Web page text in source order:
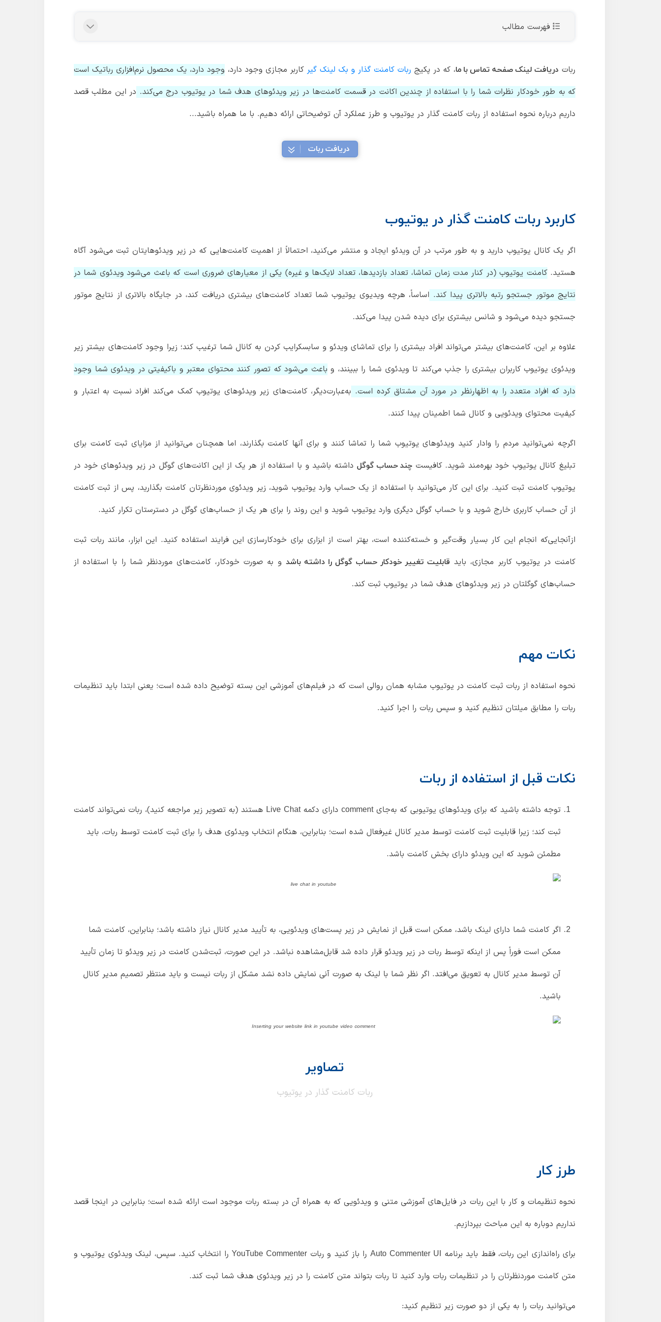
فهرست مطالب
ربات دریافت لینک صفحه تماس با ما، که در پکیج ربات کامنت گذار و بک لینک گیر کاربر مجازی وجود دارد، وجود دارد، یک محصول نرم‌افزاری رباتیک است
که به طور خودکار نظرات شما را با استفاده از چندین اکانت در قسمت کامنت‌ها در زیر ویدئوهای هدف شما در یوتیوب درج می‌کند. در این مطلب قصد
داریم درباره نحوه استفاده از ربات کامنت گذار در یوتیوب و طرز عملکرد آن توضیحاتی ارائه دهیم. با ما همراه باشید...
دریافت ربات
کاربرد ربات کامنت گذار در یوتیوب
اگر یک کانال یوتیوب دارید و به طور مرتب در آن ویدئو ایجاد و منتشر می‌کنید، احتمالاً از اهمیت کامنت‌هایی که در زیر ویدئوهایتان ثبت می‌شود آگاه
هستید.کامنت یوتیوب (در کنار مدت زمان تماشا، تعداد بازدیدها، تعداد لایک‌ها و غیره) یکی از معیارهای ضروری است که باعث می‌شود ویدئوی شما در
نتایج موتور جستجو رتبه بالاتری پیدا کند. اساساً، هرچه ویدیوی یوتیوب شما تعداد کامنت‌های بیشتری دریافت کند، در جایگاه بالاتری از نتایج موتور
جستجو دیده می‌شود و شانس بیشتری برای دیده شدن پیدا می‌کند.
علاوه بر این، کامنت‌های بیشتر می‌تواند افراد بیشتری را برای تماشای ویدئو و سابسکرایب کردن به کانال شما ترغیب کند؛ زیرا وجود کامنت‌های بیشتر زیر
ویدئوی یوتیوب کاربران بیشتری را جذب می‌کند تا ویدئوی شما را ببینند، و باعث می‌شود که تصور کنند محتوای معتبر و باکیفیتی در ویدئوی شما وجود
دارد که افراد متعدد را به اظهارنظر در مورد آن مشتاق کرده است. به‌عبارت‌دیگر، کامنت‌های زیر ویدئوهای یوتیوب کمک می‌کند افراد نسبت به اعتبار و
کیفیت محتوای ویدئویی و کانال شما اطمینان پیدا کنند.
اگرچه نمی‌توانید مردم را وادار کنید ویدئوهای یوتیوب شما را تماشا کنند و برای آنها کامنت بگذارند، اما همچنان می‌توانید از مزایای ثبت کامنت برای
تبلیغ کانال یوتیوب خود بهره‌مند شوید. کافیست چند حساب گوگل داشته باشید و با استفاده از هر یک از این اکانت‌های گوگل در زیر ویدئوهای خود در
یوتیوب کامنت ثبت کنید. برای این کار می‌توانید با استفاده از یک حساب وارد یوتیوب شوید، زیر ویدئوی موردنظرتان کامنت بگذارید، پس از ثبت کامنت
از آن حساب کاربری خارج شوید و با حساب گوگل دیگری وارد یوتیوب شوید و این روند را برای هر یک از حساب‌های گوگل در دسترستان تکرار کنید.
ازآنجایی‌که انجام این کار بسیار وقت‌گیر و خسته‌کننده است، بهتر است از ابزاری برای خودکارسازی این فرایند استفاده کنید. این ابزار، مانند ربات ثبت
کامنت در یوتیوب کاربر مجازی، باید قابلیت تغییر خودکار حساب گوگل را داشته باشد و به صورت خودکار، کامنت‌های موردنظر شما را با استفاده از
حساب‌های گوگلتان در زیر ویدئوهای هدف شما در یوتیوب ثبت کند.
نکات مهم
نحوه استفاده از ربات ثبت کامنت در یوتیوب مشابه همان روالی است که در فیلم‌های آموزشی این بسته توضیح داده شده است؛ یعنی ابتدا باید تنظیمات
ربات را مطابق میلتان تنظیم کنید و سپس ربات را اجرا کنید.
نکات قبل از استفاده از ربات
توجه داشته باشید که برای ویدئوهای یوتیوبی که به‌جای comment دارای دکمه Live Chat هستند (به تصویر زیر مراجعه کنید)، ربات نمی‌تواند کامنت
ثبت کند؛ زیرا قابلیت ثبت کامنت توسط مدیر کانال غیرفعال شده است؛ بنابراین، هنگام انتخاب ویدئوی هدف را برای ثبت کامنت توسط ربات، باید
مطمئن شوید که این ویدئو دارای بخش کامنت باشد.
اگر کامنت شما دارای لینک باشد، ممکن است قبل از نمایش در زیر پست‌های ویدئویی، به تأیید مدیر کانال نیاز داشته باشد؛ بنابراین، کامنت شما
ممکن است فوراً پس از اینکه توسط ربات در زیر ویدئو قرار داده شد قابل‌مشاهده نباشد. در این صورت، ثبت‌شدن کامنت در زیر ویدئو تا زمان تأیید
آن توسط مدیر کانال به تعویق می‌افتد. اگر نظر شما با لینک به صورت آنی نمایش داده نشد مشکل از ربات نیست و باید منتظر تصمیم مدیر کانال
باشید.
تصاویر
ربات کامنت گذار در یوتیوب
طرز کار
نحوه تنظیمات و کار با این ربات در فایل‌های آموزشی متنی و ویدئویی که به همراه آن در بسته ربات موجود است ارائه شده است؛ بنابراین در اینجا قصد
نداریم دوباره به این مباحث بپردازیم.
برای راه‌اندازی این ربات، فقط باید برنامه Auto Commenter UI را باز کنید و ربات YouTube Commenter را انتخاب کنید. سپس، لینک ویدئوی یوتیوب و
متن کامنت موردنظرتان را در تنظیمات ربات وارد کنید تا ربات بتواند متن کامنت را در زیر ویدئوی هدف شما ثبت کند.
می‌توانید ربات را به یکی از دو صورت زیر تنظیم کنید: